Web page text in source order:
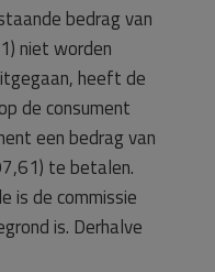
bedrag van
niet worden
heeft de
de consument
een bedrag van
te betalen.
is de commissie
is. Derhalve